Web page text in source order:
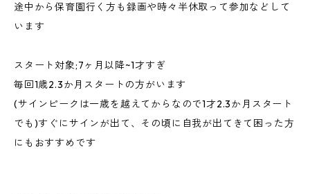
途中から保育園行く方も録画や時々半休取って参加などして
います
スタート対象;7ヶ月以降~1才すぎ
毎回1歳2.3か月スタートの方がいます
(サインピークは一歳を越えてからなので1才2.3か月スタート
でも)すぐにサインが出て、その頃に自我が出てきて困った方
にもおすすめです